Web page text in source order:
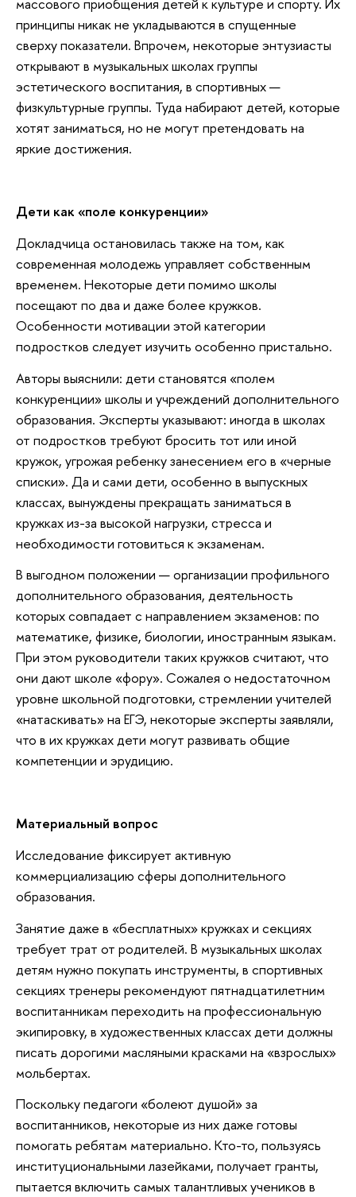
массового приобщения детей к культуре и спорту. Их
принципы никак не укладываются в спущенные
сверху показатели. Впрочем, некоторые энтузиасты
открывают в музыкальных школах группы
эстетического воспитания, в спортивных —
физкультурные группы. Туда набирают детей, которые
хотят заниматься, но не могут претендовать на
яркие достижения.
Дети как «поле конкуренции»
Докладчица остановилась также на том, как
современная молодежь управляет собственным
временем. Некоторые дети помимо школы
посещают по два и даже более кружков.
Особенности мотивации этой категории
подростков следует изучить особенно пристально.
Авторы выяснили: дети становятся «полем
конкуренции» школы и учреждений дополнительного
образования. Эксперты указывают: иногда в школах
от подростков требуют бросить тот или иной
кружок, угрожая ребенку занесением его в «черные
списки». Да и сами дети, особенно в выпускных
классах, вынуждены прекращать заниматься в
кружках из-за высокой нагрузки, стресса и
необходимости готовиться к экзаменам.
В выгодном положении — организации профильного
дополнительного образования, деятельность
которых совпадает с направлением экзаменов: по
математике, физике, биологии, иностранным языкам.
При этом руководители таких кружков считают, что
они дают школе «фору». Сожалея о недостаточном
уровне школьной подготовки, стремлении учителей
«натаскивать» на ЕГЭ, некоторые эксперты заявляли,
что в их кружках дети могут развивать общие
компетенции и эрудицию.
Материальный вопрос
Исследование фиксирует активную
коммерциализацию сферы дополнительного
образования.
Занятие даже в «бесплатных» кружках и секциях
требует трат от родителей. В музыкальных школах
детям нужно покупать инструменты, в спортивных
секциях тренеры рекомендуют пятнадцатилетним
воспитанникам переходить на профессиональную
экипировку, в художественных классах дети должны
писать дорогими масляными красками на «взрослых»
мольбертах.
Поскольку педагоги «болеют душой» за
воспитанников, некоторые из них даже готовы
помогать ребятам материально. Кто-то, пользуясь
институциональными лазейками, получает гранты,
пытается включить самых талантливых учеников в